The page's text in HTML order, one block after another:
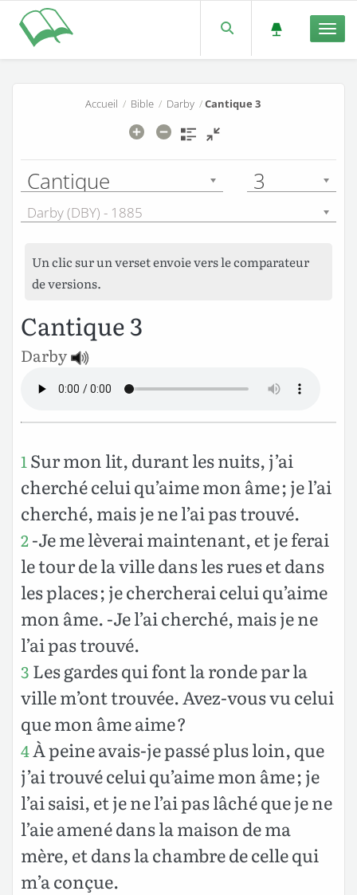
Accueil / Bible / Darby /Cantique 3
Cantique 3
Darby (DBY) - 1885
Un clic sur un verset envoie vers le comparateur
de versions.
Cantique 3
Darby
1 Sur mon lit, durant les nuits, j’ai
cherché celui qu’aime mon âme ; je l’ai
cherché, mais je ne l’ai pas trouvé.
2-Je me lèverai maintenant, et je ferai
le tour de la ville dans les rues et dans
les places ; je chercherai celui qu’aime
mon âme. -Je l’ai cherché, mais je ne
l’ai pas trouvé.
3 Les gardes qui font la ronde par la
ville m’ont trouvée. Avez-vous vu celui
que mon âme aime ?
4À peine avais-je passé plus loin, que
j’ai trouvé celui qu’aime mon âme ; je
l’ai saisi, et je ne l’ai pas lâché que je ne
l’aie amené dans la maison de ma
mère, et dans la chambre de celle qui
m’a conçue.